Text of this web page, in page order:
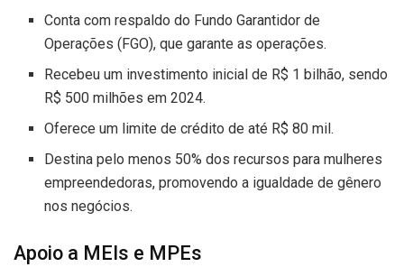
Conta com respaldo do Fundo Garantidor de
Operações (FGO), que garante as operações.
Recebeu um investimento inicial de R$ 1 bilhão, sendo
R$ 500 milhões em 2024.
Oferece um limite de crédito de até R$ 80 mil.
Destina pelo menos 50% dos recursos para mulheres
empreendedoras, promovendo a igualdade de gênero
nos negócios.
Apoio a MEIs e MPEs